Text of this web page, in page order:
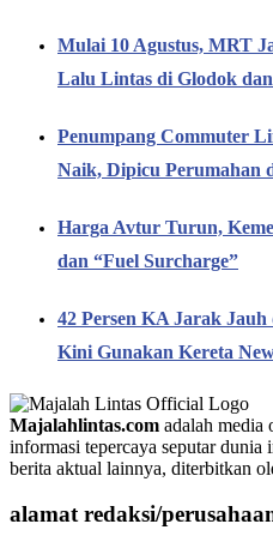
Mulai 10 Agustus, MRT
Lalu Lintas di Glodok
Penumpang Commuter
Naik, Dipicu Perumahan
Harga Avtur Turun,
dan “Fuel Surcharge”
42 Persen KA Jarak
Kini Gunakan Kereta
Majalahlintas.com adalah media
informasi tepercaya seputar dunia
berita aktual lainnya, diterbitkan
alamat redaksi/